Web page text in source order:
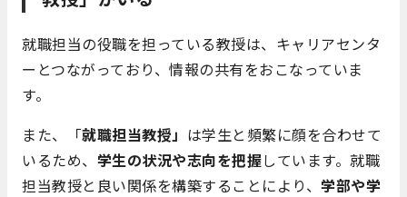
就職担当の役職を担っている教授は、キャリアセンタ
ーとつながっており、情報の共有をおこなっていま
す。
また、「就職担当教授」 は学生と頻繁に顔を合わせて
いるため、 学生の状況や志向を把握しています。就職
担当教授と良い関係を構築することにより、 学部や学